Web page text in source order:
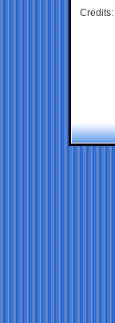
Credits: